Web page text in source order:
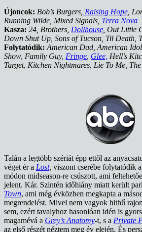
Újoncok: Bob’s Burgers, Raising Hope ,
Running Wilde, Mixed Signals, Terra Nova
Kasza: 24, Brothers, Dollhouse , Out Little
Down Shut Up, Sons of Tucson, Til Death,
Folytatódik: American Dad, American
Show, Family Guy, Fringe Glee, Hell’s
Target, Kitchen Nightmares, Lie To Me, The
Talán a legtöbb szériát épp ettől az
véget ér a Lost, viszont cserébe folytatódik a
módon midseason-re csúszott, ami
jelent. Kár. Szintén időhiány miatt került
Town, ami még évközben megkapta a
megrendelést. Mivel nem vagyok hithű
sem, ezért tavalyhoz hasonlóan idén is
magamévá a Grey’s Anatomy-t, s a Private
az első részét néztem meg év elején. És